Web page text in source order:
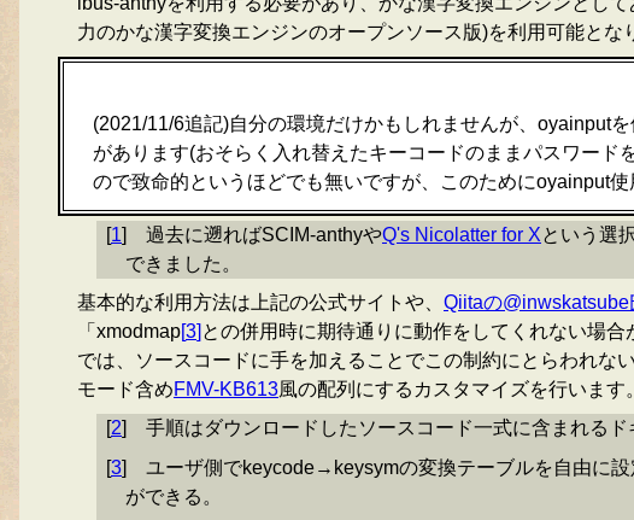
力のかな漢字変換エンジンのオープンソース版)を利用可能とな
(2021/11/6追記)自分の環境だけかもしれませんが、oyainput
があります(おそらく入れ替えたキーコードのままパスワー
ので致命的というほどでも無いですが、このためにoyainput
[1] 過去に遡ればSCIM-anthyやQ's Nicolatter for Xという選
できました。
基本的な利用方法は上記の公式サイトや、 Qiitaの@inwskatsube
「xmodmap[3] との併用時に期待通りに動作をしてくれない場合
では、ソースコードに手を加えることでこの制約にとらわれな
モード含めFMV-KB613風の配列にするカスタマイズを行います。
[2] 手順はダウンロードしたソースコード一式に含まれるド
[3]
ユーザ側でkeycode→keysymの変換テーブルを自由に
ができる。